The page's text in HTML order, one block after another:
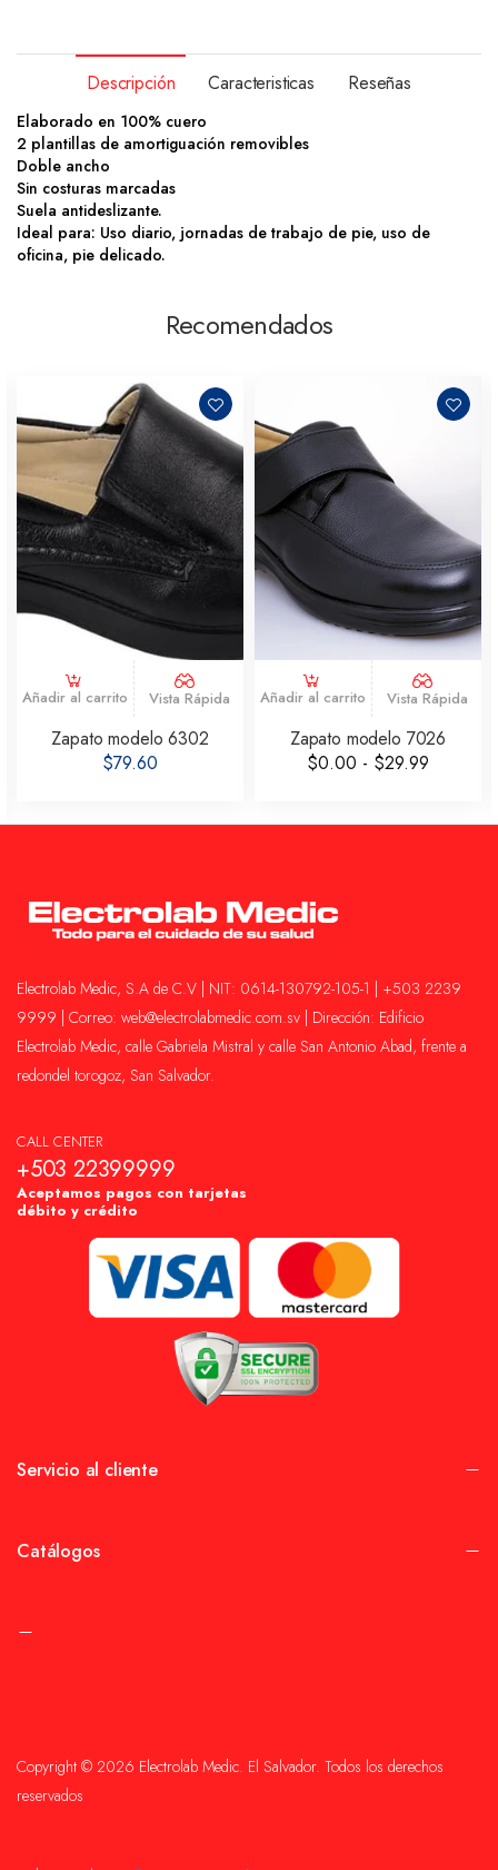
Descripción Caracteristicas Reseñas
Elaborado en 100% cuero
2 plantillas de amortiguación removibles
Doble ancho
Sin costuras marcadas
Suela antideslizante.
Ideal para: Uso diario, jornadas de trabajo de pie, uso de
oficina, pie delicado.
Recomendados
Añadir al carrito Vista Rápida
Zapato modelo 6302
$79.60
Añadir al carrito Vista Rápida
Zapato modelo 7026
$0.00 - $29.99
Electrolab Medic, S.A de C.V | NIT: 0614-130792-105-1 | +503 2239
9999 | Correo: web@electrolabmedic.com.sv | Dirección: Edificio
Electrolab Medic, calle Gabriela Mistral y calle San Antonio Abad, frente a
redondel torogoz, San Salvador.
CALL CENTER
+503 22399999
Aceptamos pagos con tarjetas
débito y crédito
Servicio al cliente
Catálogos
Copyright © 2026 Electrolab Medic. El Salvador. Todos los derechos
reservados